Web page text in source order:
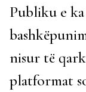
Publiku e
nisur të
platformat